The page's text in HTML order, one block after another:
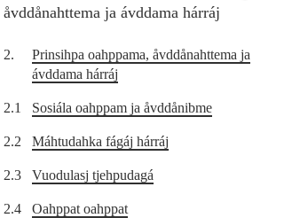
åvddånahttema ja ávddama hárráj
2.
Prinsihpa oahppama, åvddånahttema ja
ávddama hárráj
2.1 Sosiála oahppam ja åvddånibme
2.2 Máhtudahka fágáj hárráj
2.3 Vuodulasj tjehpudagá
2.4 Oahppat oahppat